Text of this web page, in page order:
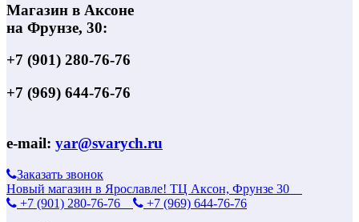
Магазин в Аксоне
на Фрунзе, 30:
+7 (901) 280-76-76
+7 (969) 644-76-76
e-mail: yar@svarych.ru
Заказать звонок
Новый магазин в Ярославле! ТЦ Аксон, Фрунзе 30
+7 (901) 280-76-76
+7 (969) 644-76-76